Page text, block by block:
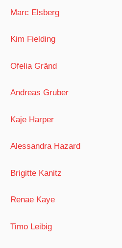
Marc Elsberg
Kim Fielding
Ofelia Gränd
Andreas Gruber
Kaje Harper
Alessandra Hazard
Brigitte Kanitz
Renae Kaye
Timo Leibig